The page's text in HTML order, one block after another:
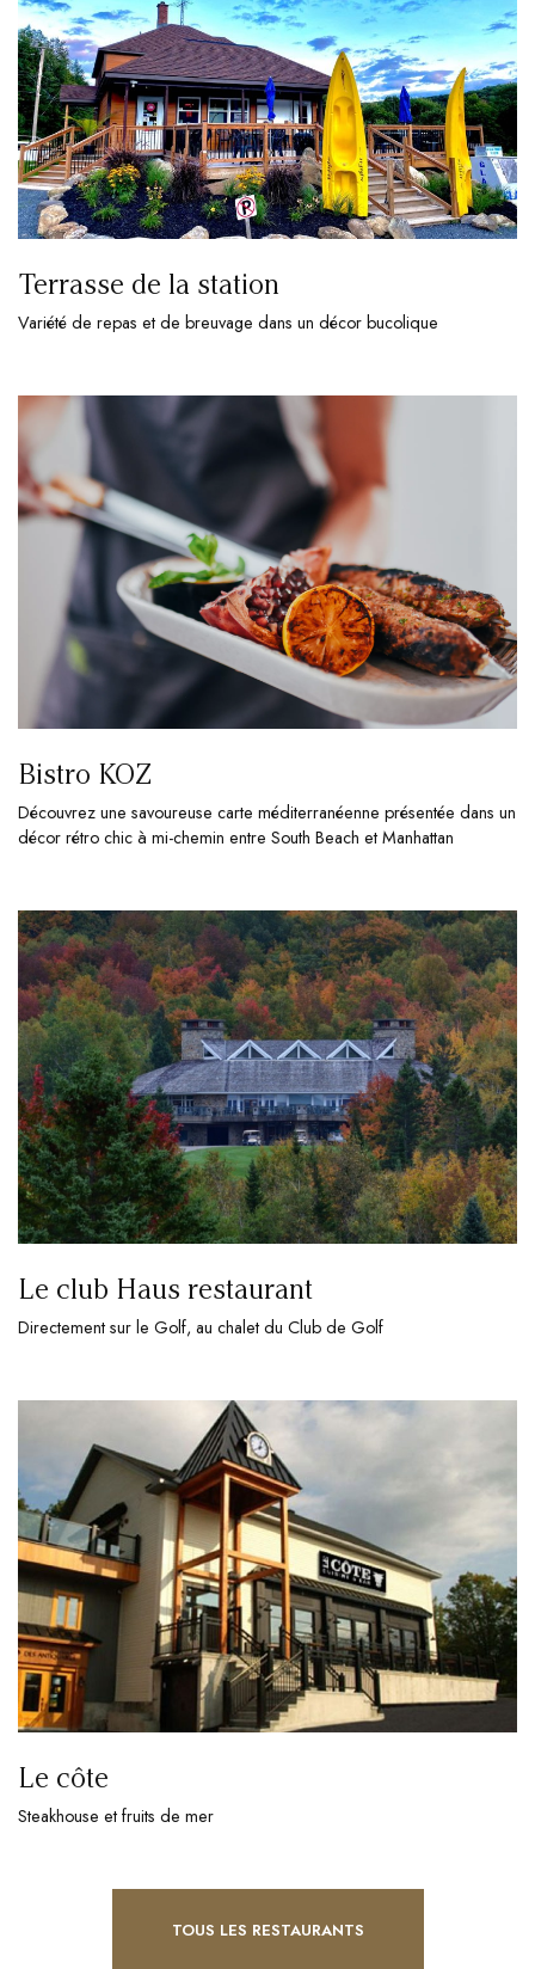
Terrasse de la station
Variété de repas et de breuvage dans un décor bucolique
Bistro KOZ
Découvrez une savoureuse carte méditerranéenne présentée dans un
décor rétro chic à mi-chemin entre South Beach et Manhattan
Le club Haus restaurant
Directement sur le Golf, au chalet du Club de Golf
Le côte
Steakhouse et fruits de mer
TOUS LES RESTAURANTS